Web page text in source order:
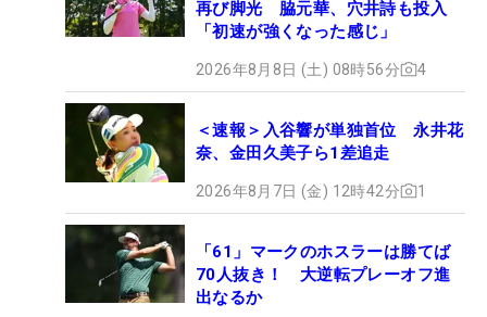
再び脚光 脇元華、穴井詩も投入
「初速が強くなった感じ」
2026年8月8日 (土) 08時56分 4
＜速報＞入谷響が単独首位 永井花
奈、金田久美子ら1差追走
2026年8月7日 (金) 12時42分 1
「61」マークのホスラーは勝てば
70人抜き！ 大逆転プレーオフ進
出なるか